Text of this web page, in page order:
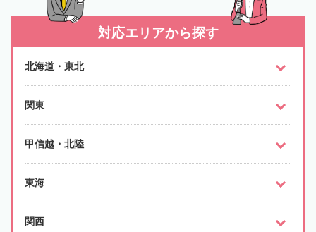
対応エリアから探す
北海道・東北
関東
甲信越・北陸
東海
関西